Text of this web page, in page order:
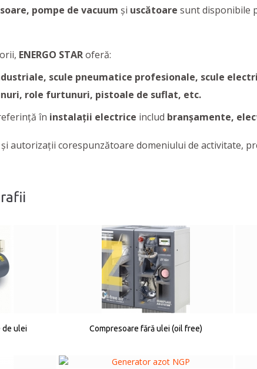
pompe de vacuum și uscătoare sunt disponibile
ENERGO STARoferă:
scule pneumatice profesionale, scule
role furtunuri, pistoale de suflat, etc.
în instalații electrice includ branșamente,
autorizaţii corespunzătoare domeniului de activitate,
de ulei Compresoare fără ulei (oil free)